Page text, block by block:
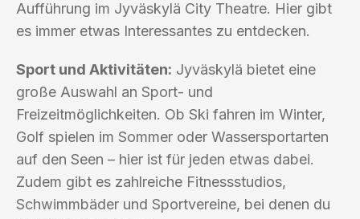
Aufführung im Jyväskylä City Theatre. Hier gibt
es immer etwas Interessantes zu entdecken.
Sport und Aktivitäten: Jyväskylä bietet eine
große Auswahl an Sport- und
Freizeitmöglichkeiten. Ob Ski fahren im Winter,
Golf spielen im Sommer oder Wassersportarten
auf den Seen – hier ist für jeden etwas dabei.
Zudem gibt es zahlreiche Fitnessstudios,
Schwimmbäder und Sportvereine, bei denen du